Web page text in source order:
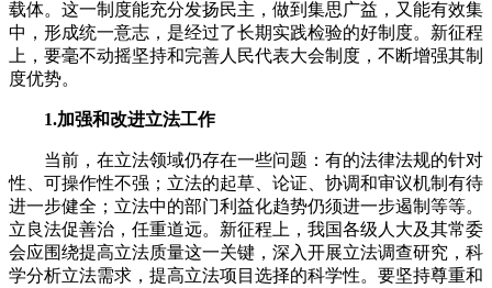
载体。这一制度能充分发扬民主，做到集思广益，又能有效集
中，形成统一意志，是经过了长期实践检验的好制度。新征程
上，要毫不动摇坚持和完善人民代表大会制度，不断增强其制
度优势。
1.加强和改进立法工作
当前，在立法领域仍存在一些问题：有的法律法规的针对
性、可操作性不强；立法的起草、论证、协调和审议机制有待
进一步健全；立法中的部门利益化趋势仍须进一步遏制等等。
立良法促善治，任重道远。新征程上，我国各级人大及其常委
会应围绕提高立法质量这一关键，深入开展立法调查研究，科
学分析立法需求，提高立法项目选择的科学性。要坚持尊重和